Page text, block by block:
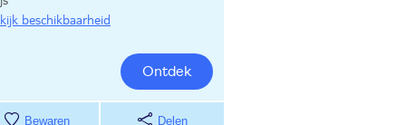
beschikbaarheid
Ontdek
Bewaren Delen